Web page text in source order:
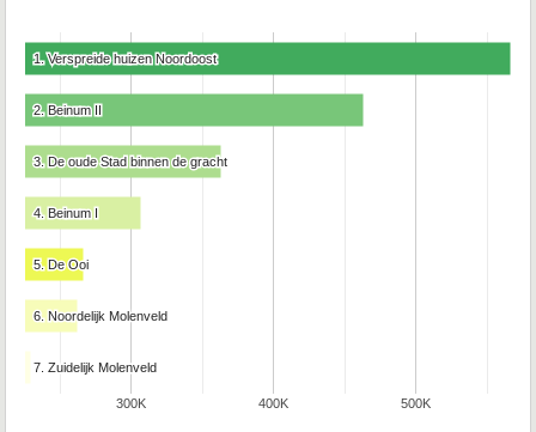
300K 400K 500K
1. Verspreide huizen Noordoost
1. Verspreide huizen Noordoost
2. Beinum II
2. Beinum II
3. De oude Stad binnen de gracht
3. De oude Stad binnen de gracht
4. Beinum I
4. Beinum I
5. De Ooi
5. De Ooi
6. Noordelijk Molenveld
6. Noordelijk Molenveld
7. Zuidelijk Molenveld
7. Zuidelijk Molenveld